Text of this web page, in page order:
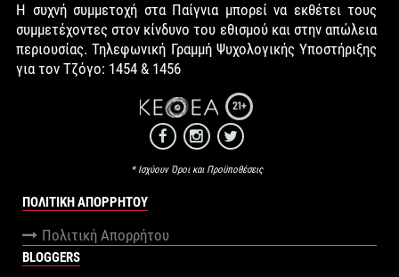
Η συχνή συμμετοχή στα Παίγνια μπορεί να εκθέτει τους
συμμετέχοντες στον κίνδυνο του εθισμού και στην απώλεια
περιουσίας. Τηλεφωνική Γραμμή Ψυχολογικής Υποστήριξης
για τον Τζόγο: 1454 & 1456
21+
* Ισχύουν Όροι και Προϋποθέσεις
ΠΟΛΙΤΙΚΉ ΑΠΟΡΡΉΤΟΥ
Πολιτική Απορρήτου
BLOGGERS